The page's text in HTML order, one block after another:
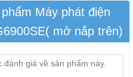
Máy phát điện
mở nắp trên)